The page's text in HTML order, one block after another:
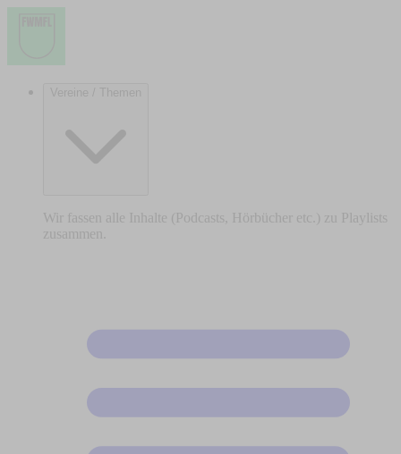
Vereine / Themen
Wir fassen alle Inhalte (Podcasts, Hörbücher etc.) zu Playlists
zusammen.